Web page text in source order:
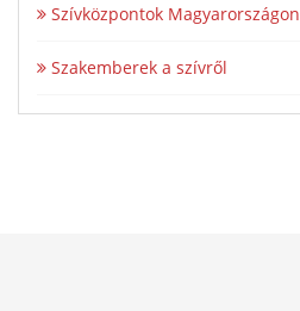
Szívközpontok Magyarországon
Szakemberek a szívről